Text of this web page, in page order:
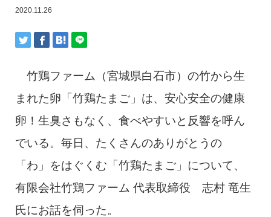
2020.11.26
竹鶏ファーム（宮城県白石市）の竹から生
まれた卵「竹鶏たまご」は、安心安全の健康
卵！生臭さもなく、食べやすいと反響を呼ん
でいる。毎日、たくさんのありがとうの
「わ」をはぐくむ「竹鶏たまご」について、
有限会社竹鶏ファーム 代表取締役 志村 竜生
氏にお話を伺った。